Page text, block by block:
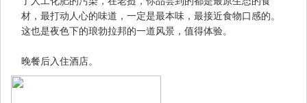
材，最打动人心的味道，一定是最本味，最接近食物口感的。
这也是夜色下的琅勃拉邦的一道风景，值得体验。
晚餐后入住酒店。